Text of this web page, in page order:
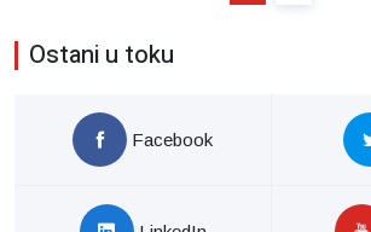
Ostani u toku
Facebook